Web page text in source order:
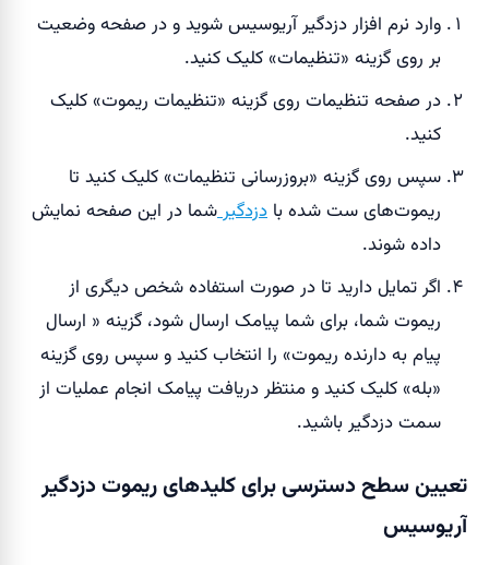
وارد نرم افزار دزدگیر آریوسیس شوید و در صفحه وضعیت
بر روی گزینه «تنظیمات» کلیک کنید.
در صفحه تنظیمات روی گزینه «تنظیمات ریموت» کلیک
کنید.
سپس روی گزینه «بروزرسانی تنظیمات» کلیک کنید تا
ریموت‌های ست شده با دزدگیرشما در این صفحه نمایش
داده شوند.
اگر تمایل دارید تا در صورت استفاده شخص دیگری از
ریموت شما، برای شما پیامک ارسال شود، گزینه « ارسال
پیام به دارنده ریموت» را انتخاب کنید و سپس روی گزینه
«بله» کلیک کنید و منتظر دریافت پیامک انجام عملیات از
سمت دزدگیر باشید.
تعیین سطح دسترسی برای کلیدهای ریموت دزدگیر
آریوسیس